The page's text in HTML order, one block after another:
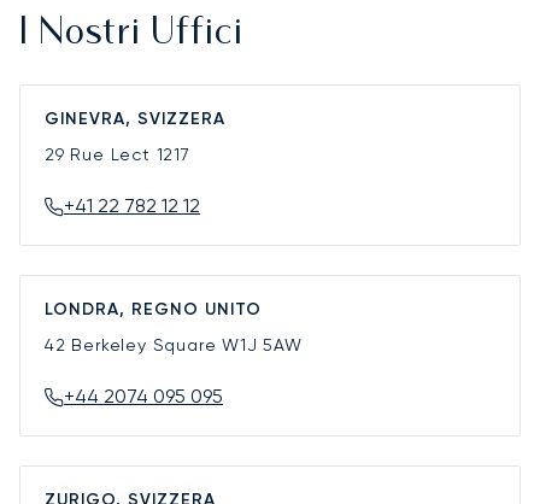
I Nostri Uffici
GINEVRA, SVIZZERA
29 Rue Lect 1217
+41 22 782 12 12
LONDRA, REGNO UNITO
42 Berkeley SquareW1J 5AW
+44 2074 095 095